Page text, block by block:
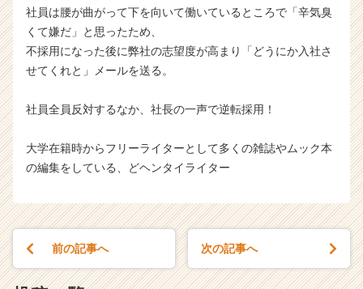
社員は腰が曲がって下を向いて働いているところで「辛気臭
くて嫌だ」と思ったため、
不採用になった後に弊社の志望度が高まり「どうにか入社さ
せてくれと」メールを送る。
社員全員反対するなか、社長の一声で逆転採用！
大学在籍時からフリーライターとして多くの雑誌やムック本
の編集をしている、どヘンタイライター
前の記事へ 次の記事へ